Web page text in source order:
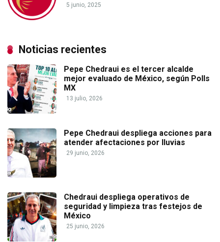
5 junio, 2025
Noticias recientes
Pepe Chedraui es el tercer alcalde
mejor evaluado de México, según Polls
MX
13 julio, 2026
Pepe Chedraui despliega acciones para
atender afectaciones por lluvias
29 junio, 2026
Chedraui despliega operativos de
seguridad y limpieza tras festejos de
México
25 junio, 2026